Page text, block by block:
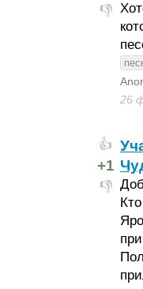
👎
26
👍
+1
👎